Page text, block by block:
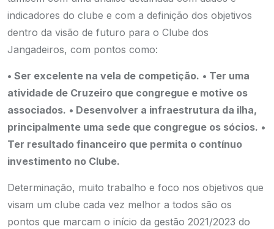
indicadores do clube e com a definição dos objetivos
dentro da visão de futuro para o Clube dos
Jangadeiros, com pontos como:
• Ser excelente na vela de competição. • Ter uma
atividade de Cruzeiro que congregue e motive os
associados. • Desenvolver a infraestrutura da ilha,
principalmente uma sede que congregue os sócios. •
Ter resultado financeiro que permita o contínuo
investimento no Clube.
Determinação, muito trabalho e foco nos objetivos que
visam um clube cada vez melhor a todos são os
pontos que marcam o início da gestão 2021/2023 do